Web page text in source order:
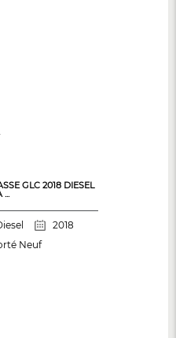
GLC 2018 DIESEL
...
2018
Neuf